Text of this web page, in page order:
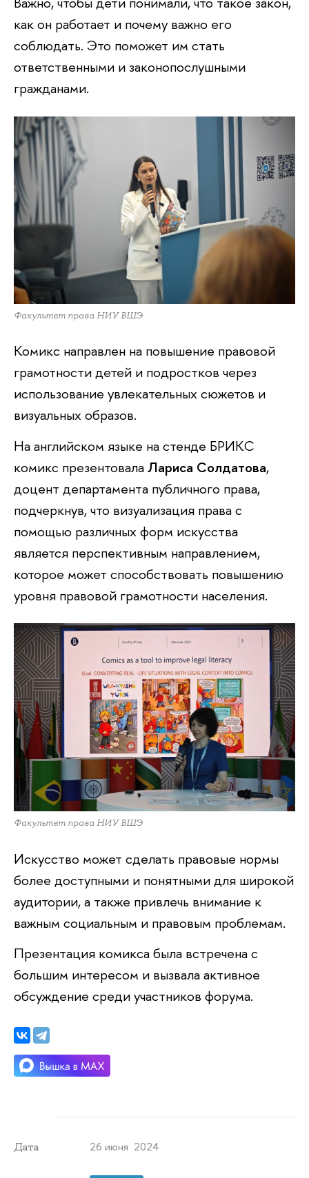
как он работает и почему важно его
соблюдать. Это поможет им стать
ответственными и законопослушными
гражданами.
Факультет права НИУ ВШЭ
Комикс направлен на повышение правовой
грамотности детей и подростков через
использование увлекательных сюжетов и
визуальных образов.
На английском языке на стенде БРИКС
комикс презентовалаЛариса Солдатова,
доцент департамента публичного права,
подчеркнув, что визуализация права с
помощью различных форм искусства
является перспективным направлением,
которое может способствовать повышению
уровня правовой грамотности населения.
Факультет права НИУ ВШЭ
Искусство может сделать правовые нормы
более доступными и понятными для широкой
аудитории, а также привлечь внимание к
важным социальным и правовым проблемам.
Презентация комикса была встречена с
большим интересом и вызвала активное
обсуждение среди участников форума.
Дата 26 июня 2024